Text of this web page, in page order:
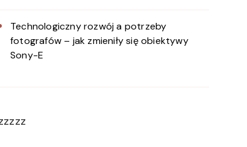
Technologiczny rozwój a potrzeby
fotografów – jak zmieniły się obiektywy
Sony-E